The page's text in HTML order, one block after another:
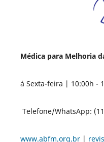
Médica para Melhoria
á Sexta-feira | 10:00h -
Telefone/WhatsApp:
www.abfm.org.br|